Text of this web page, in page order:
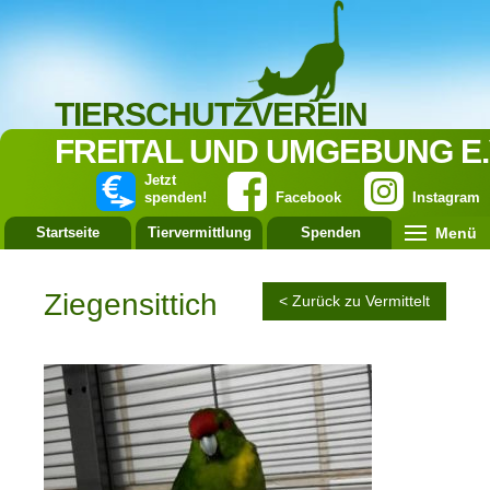
TIERSCHUTZVEREIN
FREITAL UND UMGEBUNG
Instagram
Facebook
Jetzt
spenden!
Startseite Tiervermittlung Spenden Menü
Ziegensittich < Zurück zu Vermittelt